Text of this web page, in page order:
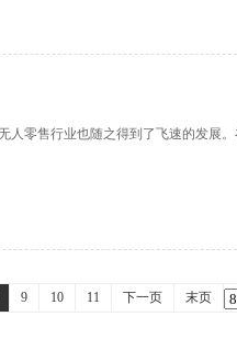
人零售行业也随之得到了飞速的发展
9 10 11 下一页 末页